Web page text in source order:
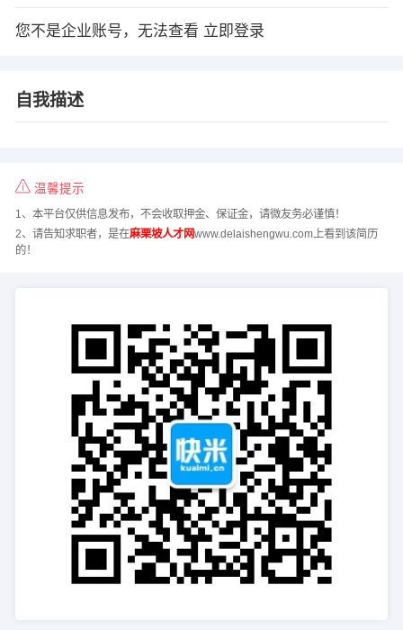
您不是企业账号，无法查看 立即登录
自我描述
温馨提示
1、本平台仅供信息发布，不会收取押金、保证金，请微友务必谨慎！
2、请告知求职者，是在麻栗坡人才网www.delaishengwu.com上看到该简历
的！